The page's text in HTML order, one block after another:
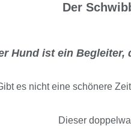
Der
Hund ist ein Begleiter,
es nicht eine schönere
Dieser